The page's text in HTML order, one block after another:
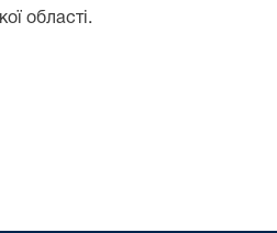
області.